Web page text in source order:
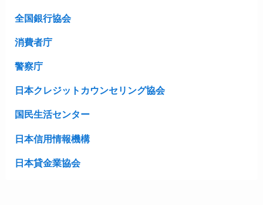
全国銀行協会
消費者庁
警察庁
日本クレジットカウンセリング協会
国民生活センター
日本信用情報機構
日本貸金業協会